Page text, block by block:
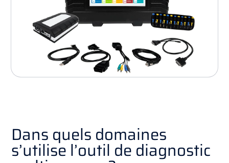
Dans quels domaines
s’utilise l’outil de diagnostic